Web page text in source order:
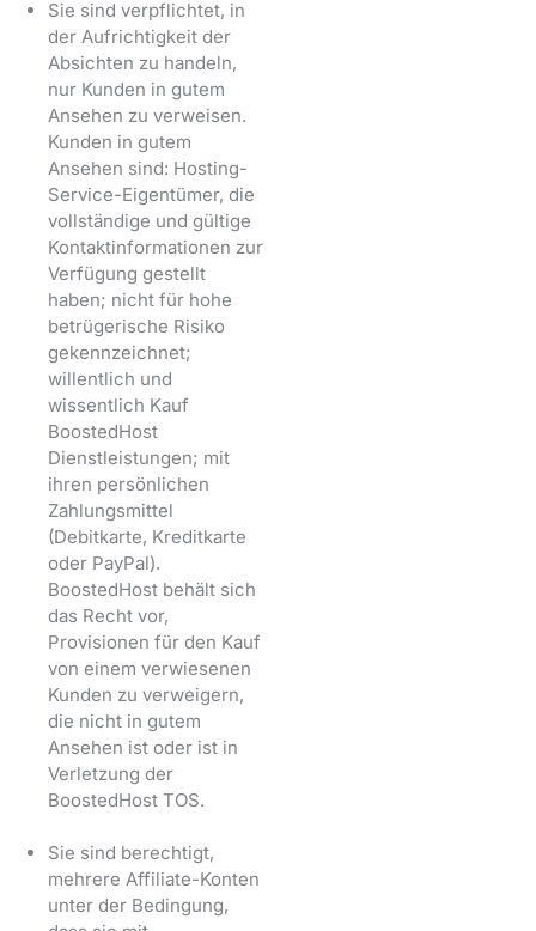
Sie sind verpflichtet, in
der Aufrichtigkeit der
Absichten zu handeln,
nur Kunden in gutem
Ansehen zu verweisen.
Kunden in gutem
Ansehen sind: Hosting-
Service-Eigentümer, die
vollständige und gültige
Kontaktinformationen zur
Verfügung gestellt
haben; nicht für hohe
betrügerische Risiko
gekennzeichnet;
willentlich und
wissentlich Kauf
BoostedHost
Dienstleistungen; mit
ihren persönlichen
Zahlungsmittel
(Debitkarte, Kreditkarte
oder PayPal).
BoostedHost behält sich
das Recht vor,
Provisionen für den Kauf
von einem verwiesenen
Kunden zu verweigern,
die nicht in gutem
Ansehen ist oder ist in
Verletzung der
BoostedHost TOS.
Sie sind berechtigt,
mehrere Affiliate-Konten
unter der Bedingung,